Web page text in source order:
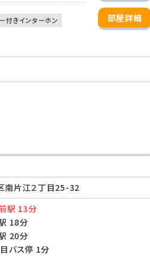
部屋詳細
付きインターホン
南片江２丁目25-32
駅 13分
18分
20分
バス停 1分